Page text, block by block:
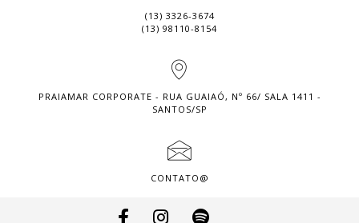
(13) 3326-3674
(13) 98110-8154
PRAIAMAR CORPORATE - RUA GUAIAÓ, Nº 66/ SALA 1411 -
SANTOS/SP
CONTATO@